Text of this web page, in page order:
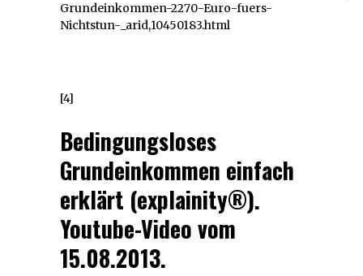
Grundeinkommen-2270-Euro-fuers-
Nichtstun-_arid,10450183.html
[4]
Bedingungsloses
Grundeinkommen einfach
erklärt (explainity®).
Youtube-Video vom
15.08.2013.